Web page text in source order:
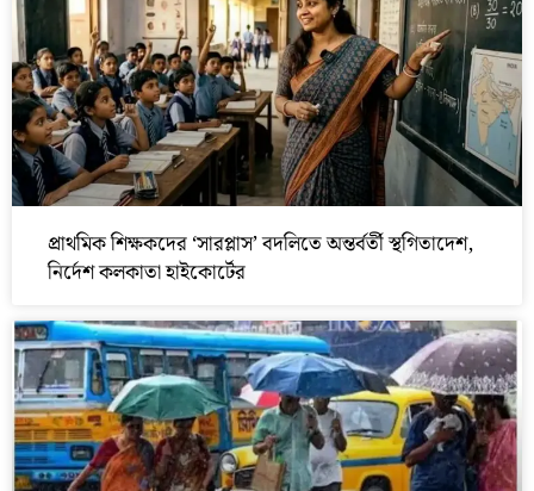
প্রাথমিক শিক্ষকদের ‘সারপ্লাস’ বদলিতে অন্তর্বর্তী স্থগিতাদেশ,
নির্দেশ কলকাতা হাইকোর্টের